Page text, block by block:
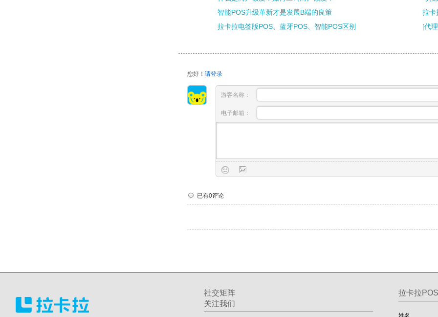
智能POS升级革新才是发展B端的良策
拉卡
拉卡拉电签版POS、蓝牙POS、智能POS区别
[代
您好！请登录
游客名称：
电子邮箱：
已有0评论
社交矩阵
关注我们
拉卡拉
姓名